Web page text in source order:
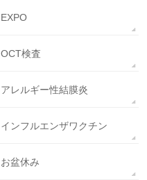
EXPO
OCT検査
アレルギー性結膜炎
インフルエンザワクチン
お盆休み